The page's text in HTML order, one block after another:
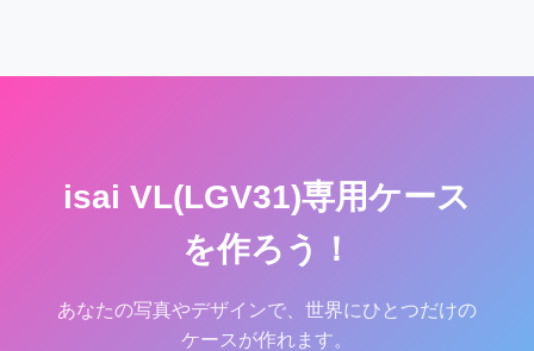
isai VL(LGV31)専用ケース
を作ろう！
あなたの写真やデザインで、世界にひとつだけの
ケースが作れます。